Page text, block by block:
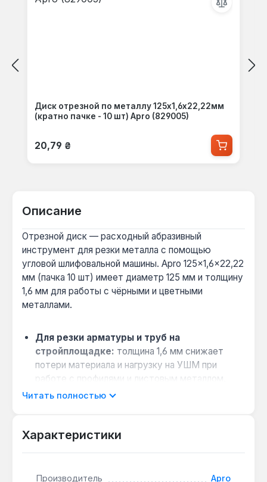
Диск отрезной по металлу 125х1,6х22,22мм
(кратно пачке - 10 шт) Apro (829005)
Обычная цена:
20,79 ₴
Описание
Отрезной диск — расходный абразивный
инструмент для резки металла с помощью
угловой шлифовальной машины. Apro 125×1,6×22,22
мм (пачка 10 шт) имеет диаметр 125 мм и толщину
1,6 мм для работы с чёрными и цветными
металлами.
Для резки арматуры и труб на
стройплощадке: толщина 1,6 мм снижает
потери материала и нагрузку на УШМ при
работе с профилями и листовым металлом.
Совместимость с большинством УШМ:
Makita, Bosch и DeWalt.
на объекте без частых замен.
Читать полностью
Характеристики
Производитель Apro